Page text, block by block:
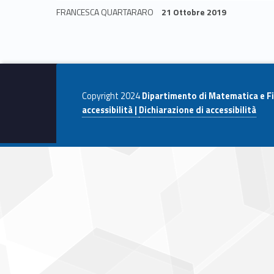
r
t
e
o
k
to
n
ai n
di
FRANCESCA QUARTARARO 21 Ottobre 2019
Copyright 2024Dipartimento di Matematica e
accessibilità | Dichiarazione di accessibilità